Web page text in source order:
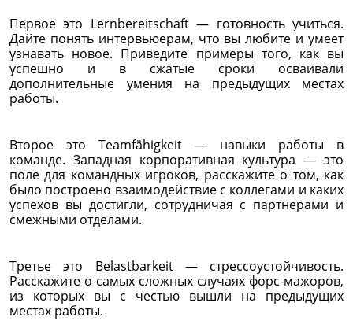
Первое это Lernbereitschaft — готовность учиться.
Дайте понять интервьюерам, что вы любите и умеет
узнавать новое. Приведите примеры того, как вы
успешно и в сжатые сроки осваивали
дополнительные умения на предыдущих местах
работы.
Второе это Teamfähigkeit — навыки работы в
команде. Западная корпоративная культура — это
поле для командных игроков, расскажите о том, как
было построено взаимодействие с коллегами и каких
успехов вы достигли, сотрудничая с партнерами и
смежными отделами.
Третье это Belastbarkeit — стрессоустойчивость.
Расскажите о самых сложных случаях форс-мажоров,
из которых вы с честью вышли на предыдущих
местах работы.